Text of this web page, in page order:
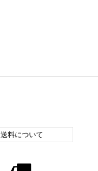
送料について